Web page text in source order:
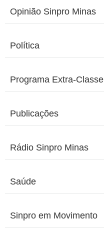
Opinião Sinpro Minas
Política
Programa Extra-Classe
Publicações
Rádio Sinpro Minas
Saúde
Sinpro em Movimento